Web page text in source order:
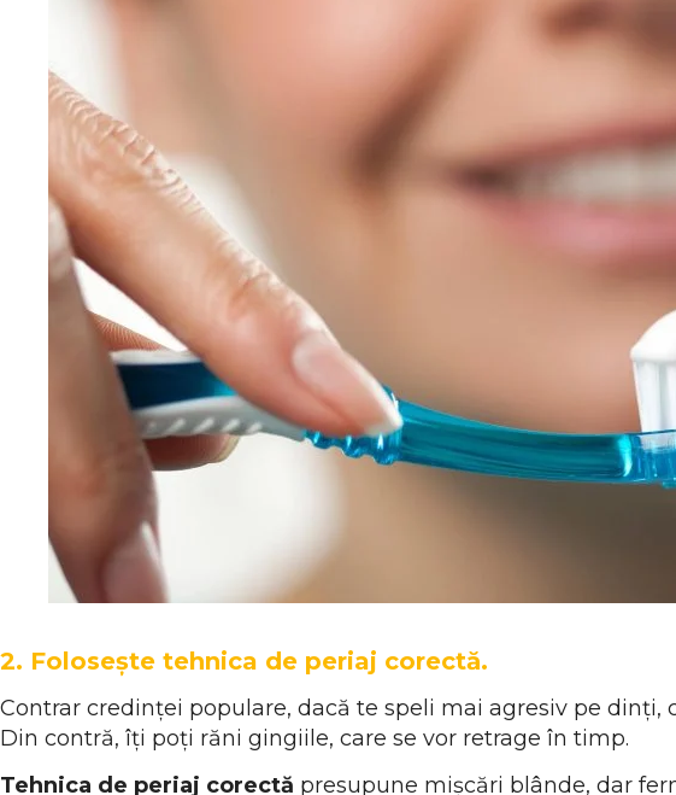
2. Folosește tehnica de periaj corectă.
Contrar credinței populare, dacă te speli mai agresiv pe
Din contră, îți poți răni gingiile, care se vor retrage în timp.
Tehnica de periaj corectă presupune mișcări blânde, dar